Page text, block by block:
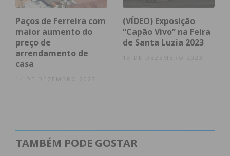
Paços de Ferreira com
maior aumento do
preço de
arrendamento de
casa
14 DE DEZEMBRO 2023
(VÍDEO) Exposição
“Capão Vivo” na Feira
de Santa Luzia 2023
TAMBÉM PODE GOSTAR